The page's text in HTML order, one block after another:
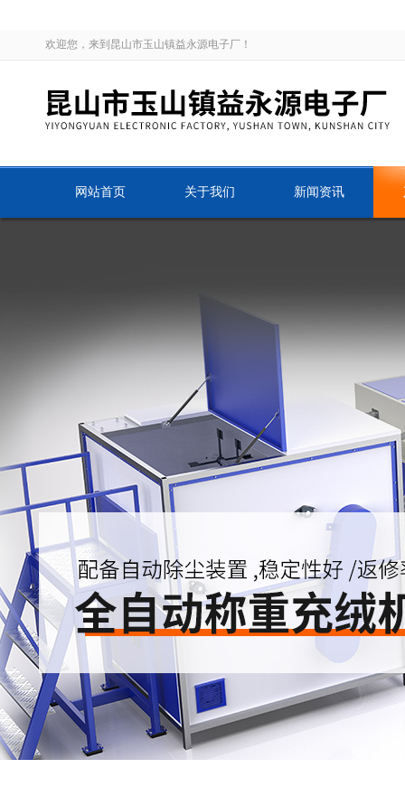
欢迎您，来到昆山市玉山镇益永源电子厂！
网站首页 关于我们 新闻资讯